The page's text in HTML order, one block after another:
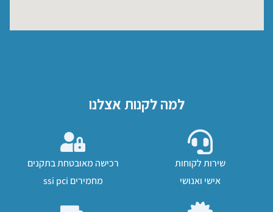
למה לקנות אצלנו
שירות לקוחות
אישי ואנושי
רכישה מאובטחת בתקנים
מחמירים ssi pci